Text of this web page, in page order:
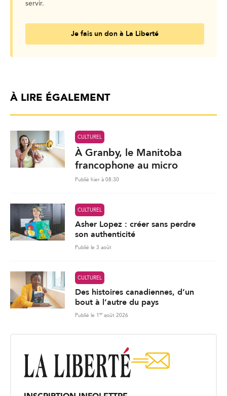
servir.
Je fais un don à La Liberté
À LIRE ÉGALEMENT
CULTUREL
À Granby, le Manitoba
francophone au micro
Publié hier à 08:30
CULTUREL
Asher Lopez : créer sans perdre
son authenticité
Publié le 3 août
CULTUREL
Des histoires canadiennes, d’un
bout à l’autre du pays
Publié le 1 er août 2026